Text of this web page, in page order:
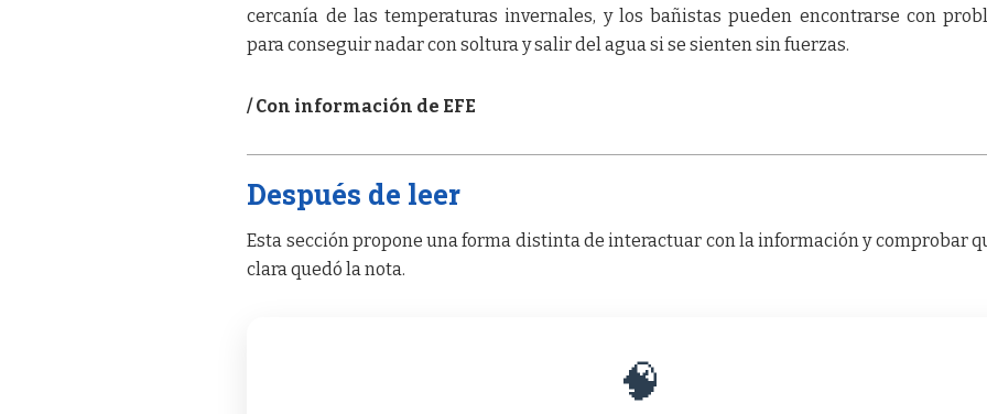
cercanía de las temperaturas invernales, y los bañistas pueden encontrarse con
para conseguir nadar con soltura y salir del agua si se sienten sin fuerzas.
/ Con información de EFE
Después de leer
Esta sección propone una forma distinta de interactuar con la información y comprobar
clara quedó la nota.
🧠